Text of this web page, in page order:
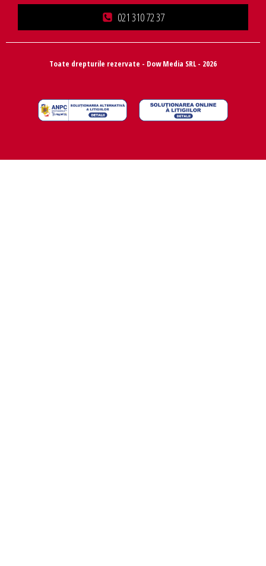
021 310 72 37
Toate drepturile rezervate - Dow Media SRL - 2026